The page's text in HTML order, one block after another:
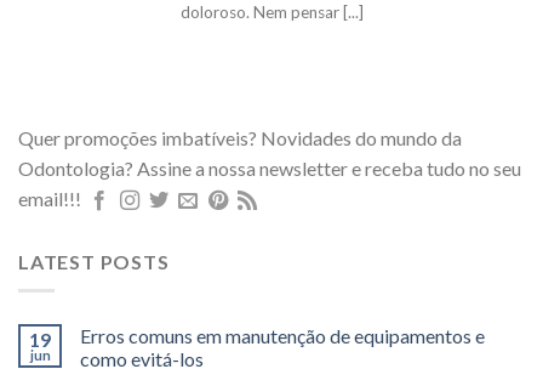
doloroso. Nem pensar [...]
Quer promoções imbatíveis? Novidades do mundo da
Odontologia? Assine a nossa newsletter e receba tudo no seu
email!!!
LATEST POSTS
19
jun
Erros comuns em manutenção de equipamentos e
como evitá-los